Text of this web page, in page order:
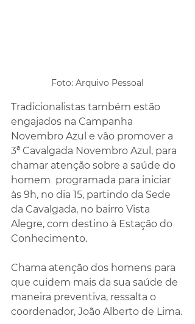
Foto: Arquivo Pessoal
Tradicionalistas também estão
engajados na Campanha
Novembro Azul e vão promover a
3ª Cavalgada Novembro Azul, para
chamar atenção sobre a saúde do
homem  programada para iniciar
às 9h, no dia 15, partindo da Sede
da Cavalgada, no bairro Vista
Alegre, com destino à Estação do
Conhecimento.
Chama atenção dos homens para
que cuidem mais da sua saúde de
maneira preventiva, ressalta o
coordenador, João Alberto de Lima.